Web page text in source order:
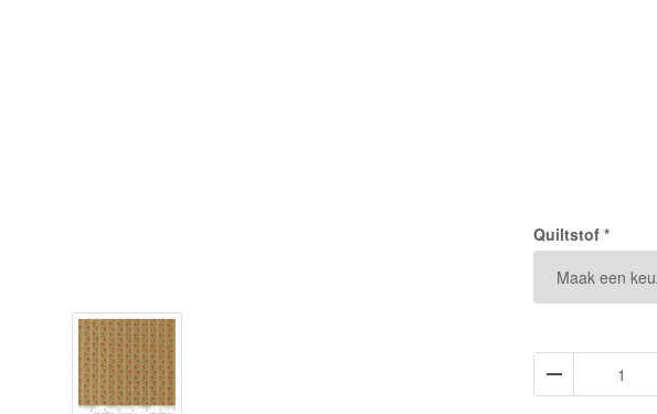
Quiltstof *